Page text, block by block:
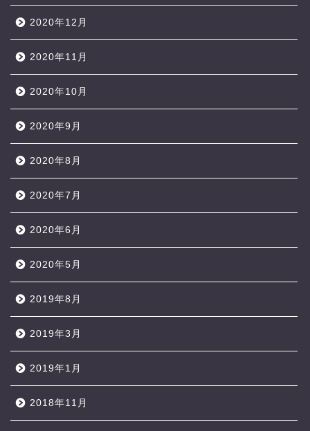
2020年12月
2020年11月
2020年10月
2020年9月
2020年8月
2020年7月
2020年6月
2020年5月
2019年8月
2019年3月
2019年1月
2018年11月